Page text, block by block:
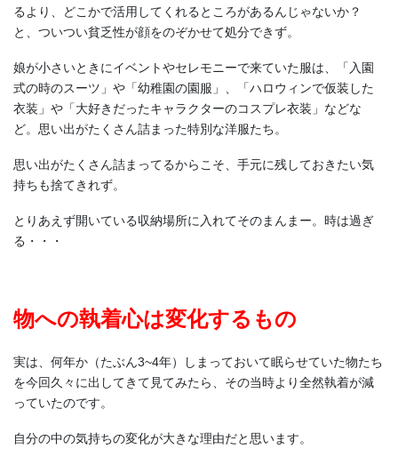
るより、どこかで活用してくれるところがあるんじゃないか？
と、ついつい貧乏性が顔をのぞかせて処分できず。
娘が小さいときにイベントやセレモニーで来ていた服は、「入園
式の時のスーツ」や「幼稚園の園服」、「ハロウィンで仮装した
衣装」や「大好きだったキャラクターのコスプレ衣装」などな
ど。思い出がたくさん詰まった特別な洋服たち。
思い出がたくさん詰まってるからこそ、手元に残しておきたい気
持ちも捨てきれず。
とりあえず開いている収納場所に入れてそのまんまー。時は過ぎ
る・・・
物への執着心は変化するもの
実は、何年か（たぶん3~4年）しまっておいて眠らせていた物たち
を今回久々に出してきて見てみたら、その当時より全然執着が減
っていたのです。
自分の中の気持ちの変化が大きな理由だと思います。